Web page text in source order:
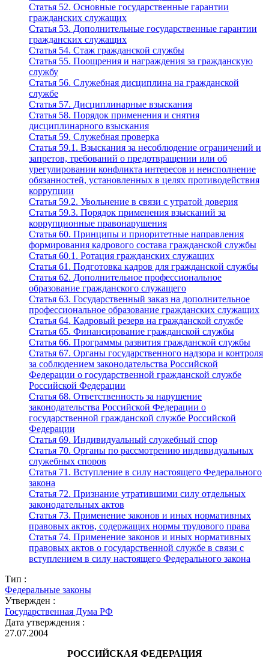
Статья 52. Основные государственные гарантии
гражданских служащих
Статья 53. Дополнительные государственные гарантии
гражданских служащих
Статья 54. Стаж гражданской службы
Статья 55. Поощрения и награждения за гражданскую
службу
Статья 56. Служебная дисциплина на гражданской
службе
Статья 57. Дисциплинарные взыскания
Статья 58. Порядок применения и снятия
дисциплинарного взыскания
Статья 59. Служебная проверка
Статья 59.1. Взыскания за несоблюдение ограничений и
запретов, требований о предотвращении или об
урегулировании конфликта интересов и неисполнение
обязанностей, установленных в целях противодействия
коррупции
Статья 59.2. Увольнение в связи с утратой доверия
Статья 59.3. Порядок применения взысканий за
коррупционные правонарушения
Статья 60. Принципы и приоритетные направления
формирования кадрового состава гражданской службы
Статья 60.1. Ротация гражданских служащих
Статья 61. Подготовка кадров для гражданской службы
Статья 62. Дополнительное профессиональное
образование гражданского служащего
Статья 63. Государственный заказ на дополнительное
профессиональное образование гражданских служащих
Статья 64. Кадровый резерв на гражданской службе
Статья 65. Финансирование гражданской службы
Статья 66. Программы развития гражданской службы
Статья 67. Органы государственного надзора и контроля
за соблюдением законодательства Российской
Федерации о государственной гражданской службе
Российской Федерации
Статья 68. Ответственность за нарушение
законодательства Российской Федерации о
государственной гражданской службе Российской
Федерации
Статья 69. Индивидуальный служебный спор
Статья 70. Органы по рассмотрению индивидуальных
служебных споров
Статья 71. Вступление в силу настоящего Федерального
закона
Статья 72. Признание утратившими силу отдельных
законодательных актов
Статья 73. Применение законов и иных нормативных
правовых актов, содержащих нормы трудового права
Статья 74. Применение законов и иных нормативных
правовых актов о государственной службе в связи с
вступлением в силу настоящего Федерального закона
Тип :
Федеральные законы
Утвержден :
Государственная Дума РФ
Дата утверждения :
27.07.2004
РОССИЙСКАЯ ФЕДЕРАЦИЯ